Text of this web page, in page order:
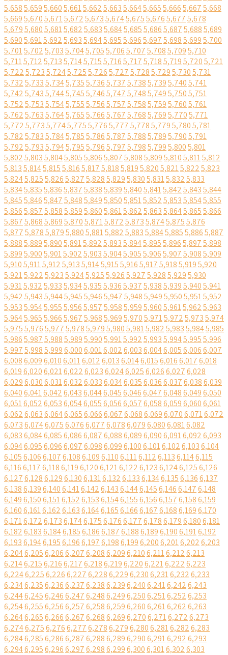
5,6585,6595,6605,6615,6625,6635,6645,6655,6665,6675,668
5,6695,6705,6715,6725,6735,6745,6755,6765,6775,678
5,6795,6805,6815,6825,6835,6845,6855,6865,6875,6885,689
5,6905,6915,6925,6935,6945,6955,6965,6975,6985,6995,700
5,7015,7025,7035,7045,7055,7065,7075,7085,7095,710
5,7115,7125,7135,7145,7155,7165,7175,7185,7195,7205,721
5,7225,7235,7245,7255,7265,7275,7285,7295,7305,731
5,7325,7335,7345,7355,7365,7375,7385,7395,7405,741
5,7425,7435,7445,7455,7465,7475,7485,7495,7505,751
5,7525,7535,7545,7555,7565,7575,7585,7595,7605,761
5,7625,7635,7645,7655,7665,7675,7685,7695,7705,771
5,7725,7735,7745,7755,7765,7775,7785,7795,7805,781
5,7825,7835,7845,7855,7865,7875,7885,7895,7905,791
5,7925,7935,7945,7955,7965,7975,7985,7995,8005,801
5,8025,8035,8045,8055,8065,8075,8085,8095,8105,8115,812
5,8135,8145,8155,8165,8175,8185,8195,8205,8215,8225,823
5,8245,8255,8265,8275,8285,8295,8305,8315,8325,833
5,8345,8355,8365,8375,8385,8395,8405,8415,8425,8435,844
5,8455,8465,8475,8485,8495,8505,8515,8525,8535,8545,855
5,8565,8575,8585,8595,8605,8615,8625,8635,8645,8655,866
5,8675,8685,8695,8705,8715,8725,8735,8745,8755,876
5,8775,8785,8795,8805,8815,8825,8835,8845,8855,8865,887
5,8885,8895,8905,8915,8925,8935,8945,8955,8965,8975,898
5,8995,9005,9015,9025,9035,9045,9055,9065,9075,9085,909
5,9105,9115,9125,9135,9145,9155,9165,9175,9185,9195,920
5,9215,9225,9235,9245,9255,9265,9275,9285,9295,930
5,9315,9325,9335,9345,9355,9365,9375,9385,9395,9405,941
5,9425,9435,9445,9455,9465,9475,9485,9495,9505,9515,952
5,9535,9545,9555,9565,9575,9585,9595,9605,9615,9625,963
5,9645,9655,9665,9675,9685,9695,9705,9715,9725,9735,974
5,9755,9765,9775,9785,9795,9805,9815,9825,9835,9845,985
5,9865,9875,9885,9895,9905,9915,9925,9935,9945,9955,996
5,9975,9985,9996,0006,0016,0026,0036,0046,0056,0066,007
6,0086,0096,0106,0116,0126,0136,0146,0156,0166,0176,018
6,0196,0206,0216,0226,0236,0246,0256,0266,0276,028
6,0296,0306,0316,0326,0336,0346,0356,0366,0376,0386,039
6,0406,0416,0426,0436,0446,0456,0466,0476,0486,0496,050
6,0516,0526,0536,0546,0556,0566,0576,0586,0596,0606,061
6,0626,0636,0646,0656,0666,0676,0686,0696,0706,0716,072
6,0736,0746,0756,0766,0776,0786,0796,0806,0816,082
6,0836,0846,0856,0866,0876,0886,0896,0906,0916,0926,093
6,0946,0956,0966,0976,0986,0996,1006,1016,1026,1036,104
6,1056,1066,1076,1086,1096,1106,1116,1126,1136,1146,115
6,1166,1176,1186,1196,1206,1216,1226,1236,1246,1256,126
6,1276,1286,1296,1306,1316,1326,1336,1346,1356,1366,137
6,1386,1396,1406,1416,1426,1436,1446,1456,1466,1476,148
6,1496,1506,1516,1526,1536,1546,1556,1566,1576,1586,159
6,1606,1616,1626,1636,1646,1656,1666,1676,1686,1696,170
6,1716,1726,1736,1746,1756,1766,1776,1786,1796,1806,181
6,1826,1836,1846,1856,1866,1876,1886,1896,1906,1916,192
6,1936,1946,1956,1966,1976,1986,1996,2006,2016,2026,203
6,2046,2056,2066,2076,2086,2096,2106,2116,2126,213
6,2146,2156,2166,2176,2186,2196,2206,2216,2226,223
6,2246,2256,2266,2276,2286,2296,2306,2316,2326,233
6,2346,2356,2366,2376,2386,2396,2406,2416,2426,243
6,2446,2456,2466,2476,2486,2496,2506,2516,2526,253
6,2546,2556,2566,2576,2586,2596,2606,2616,2626,263
6,2646,2656,2666,2676,2686,2696,2706,2716,2726,273
6,2746,2756,2766,2776,2786,2796,2806,2816,2826,283
6,2846,2856,2866,2876,2886,2896,2906,2916,2926,293
6,2946,2956,2966,2976,2986,2996,3006,3016,3026,303